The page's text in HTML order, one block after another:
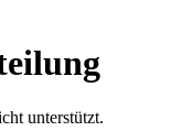
unterstützt.